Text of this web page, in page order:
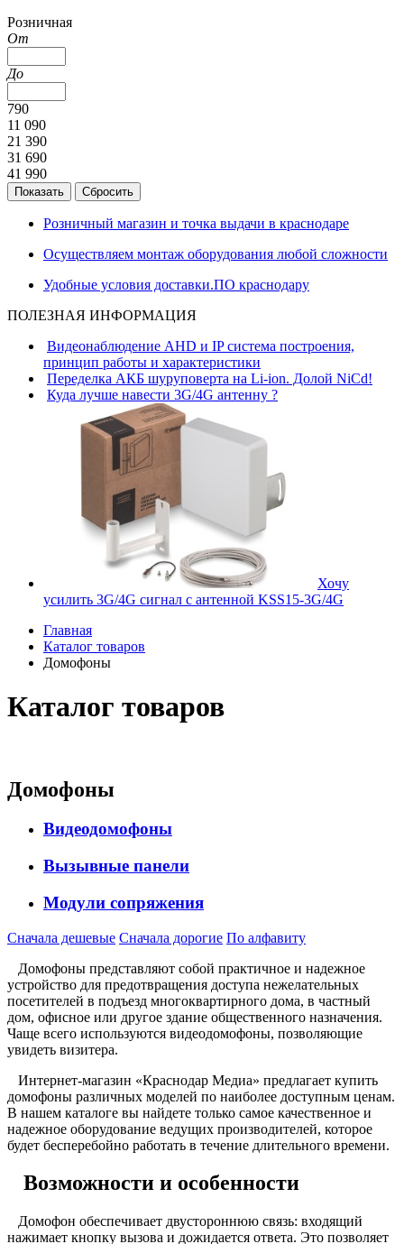
Розничная
От
До
790
11 090
21 390
31 690
41 990
Розничный магазин и точка выдачи в краснодаре
Осуществляем монтаж оборудования любой сложности
Удобные условия доставки.ПО краснодару
ПОЛЕЗНАЯ ИНФОРМАЦИЯ
Видеонаблюдение AHD и IP система построения,
принцип работы и характеристики
Переделка АКБ шуруповерта на Li-ion. Долой NiCd!
Куда лучше навести 3G/4G антенну ?
Хочу
усилить 3G/4G сигнал с антенной KSS15-3G/4G
Главная
Каталог товаров
Домофоны
Каталог товаров
Домофоны
Видеодомофоны
Вызывные панели
Модули сопряжения
Сначала дешевые Сначала дорогие По алфавиту
Домофоны представляют собой практичное и надежное
устройство для предотвращения доступа нежелательных
посетителей в подъезд многоквартирного дома, в частный
дом, офисное или другое здание общественного назначения.
Чаще всего используются видеодомофоны, позволяющие
увидеть визитера.
Интернет-магазин «Краснодар Медиа» предлагает купить
домофоны различных моделей по наиболее доступным ценам.
В нашем каталоге вы найдете только самое качественное и
надежное оборудование ведущих производителей, которое
будет бесперебойно работать в течение длительного времени.
Возможности и особенности
Домофон обеспечивает двустороннюю связь: входящий
нажимает кнопку вызова и дожидается ответа. Это позволяет